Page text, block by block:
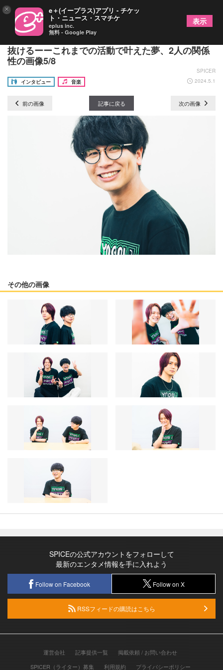
音楽ユニット・MELOGAPPAが5周年イヤーを駆け
抜けるーーこれまでの活動で叶えた夢、2人の関係
性の画像5/8
SPICER
インタビュー
音楽 2024.5.1
前の画像 記事に戻る 次の画像
その他の画像
SPICEの公式アカウントをフォローして
最新のエンタメ情報を手に入れよう
Follow on Facebook Follow on X
RSSフィードの購読はこちら
運営会社 記事提供一覧
掲載依頼 / お問い合わせ
SPICER（ライター）募集
利用規約 プライバシーポリシー
× e＋(イープラス)アプリ - チケッ
ト・ニュース・スマチケ
eplus inc.
無料 - Google Play
表示